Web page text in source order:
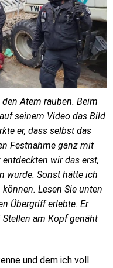
Atem rauben. Beim
seinem Video das Bild
er, dass selbst das
Festnahme ganz mit
wir das erst,
wurde. Sonst hätte ich
Lesen Sie unten
Übergriff erlebte. Er
am Kopf genäht
und dem ich voll